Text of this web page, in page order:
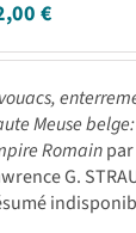
€
Meuse
Romain
G.